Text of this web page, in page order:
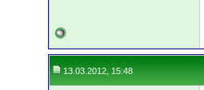
13.03.2012, 15:48